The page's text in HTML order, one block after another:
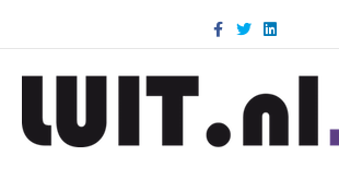
c
k
T
w
i
n
d